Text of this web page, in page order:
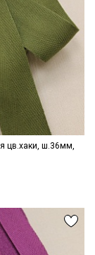
цв.хаки, ш.36мм,